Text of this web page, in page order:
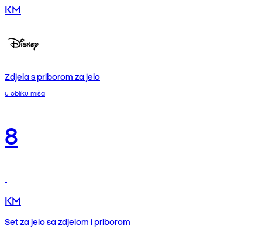
KM
Zdjela s priborom za jelo
u obliku miša
8
KM
Set za jelo sa zdjelom i priborom